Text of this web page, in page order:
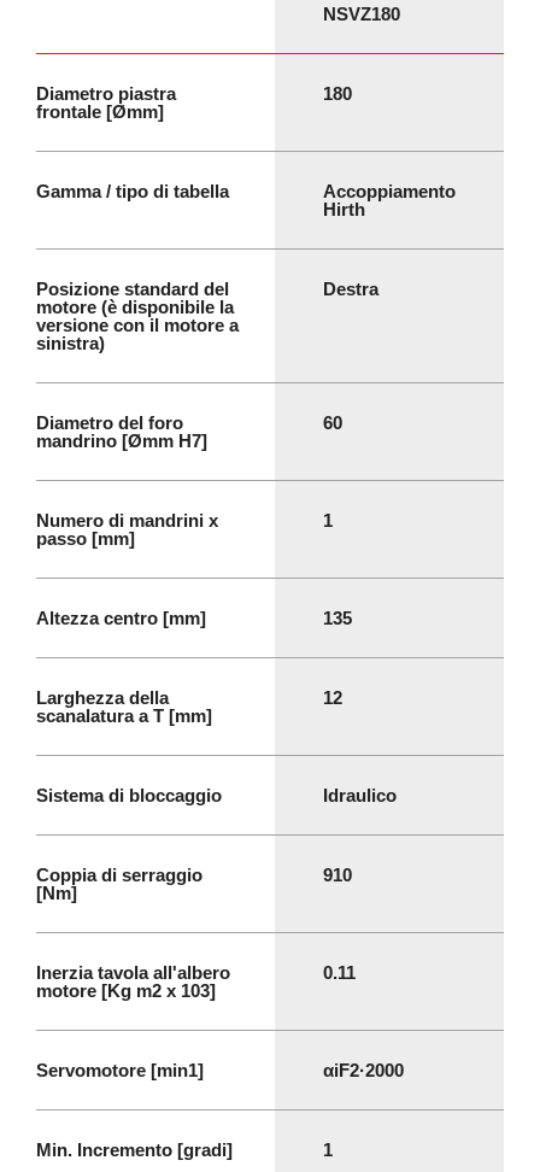
NSVZ180
Diametro piastra
frontale [Ømm]
180
Gamma / tipo di tabella
Accoppiamento
Hirth
Posizione standard del
motore (è disponibile la
versione con il motore a
sinistra)
Destra
Diametro del foro
mandrino [Ømm H7]
60
Numero di mandrini x
passo [mm]
1
Altezza centro [mm] 135
Larghezza della
scanalatura a T [mm]
12
Sistema di bloccaggio Idraulico
Coppia di serraggio
[Nm]
910
Inerzia tavola all'albero
motore [Kg m2 x 103]
0.11
Servomotore [min1] αiF2·2000
Min. Incremento [gradi] 1